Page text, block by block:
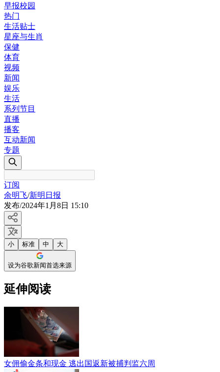
早报校园
热门
生活贴士
星座与生肖
保健
体育
视频
新闻
娱乐
生活
系列节目
直播
播客
互动新闻
专题
订阅
余明飞/新明日报
发布/2024年1月8日 15:10
小 标准 中 大
设为谷歌新闻首选来源
延伸阅读
女佣偷金条和现金 逃出国返新被捕判监六周